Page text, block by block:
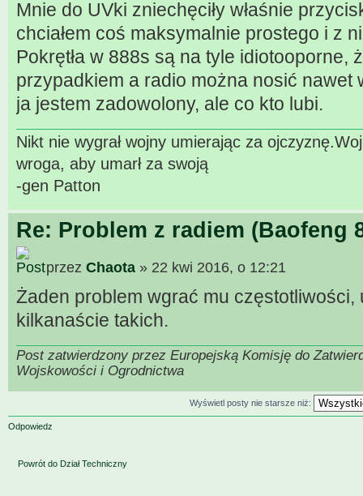
Mnie do UVki zniechęciły właśnie
chciałem coś maksymalnie prostego i z
Pokrętła w 888s są na tyle idiotooporne,
przypadkiem a radio można nosić nawet
ja jestem zadowolony, ale co kto lubi.
Nikt nie wygrał wojny umierając za
wroga, aby umarł za swoją
-gen Patton
Re: Problem z radiem (Baofeng
przez Chaota » 22 kwi 2016, o 12:21
Żaden problem wgrać mu częstotliwości,
kilkanaście takich.
Post zatwierdzony przez Europejską Komisję do
Wojskowości i Ogrodnictwa
Wyświetl posty nie starsze niż:
Odpowiedz
Powrót do Dział Techniczny